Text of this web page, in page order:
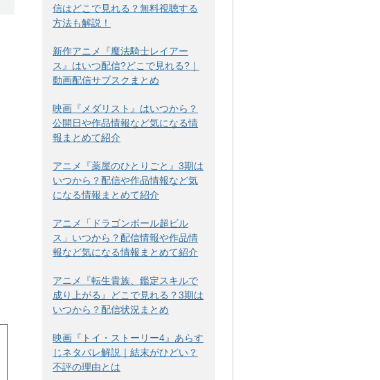
信はどこで見れる？無料視聴する
方法も解説！
新作アニメ『魔法騎士レイアー
ス』はいつ配信?どこで見れる?｜
動画配信サブスクまとめ
映画『メダリスト』はいつから？
公開日や作品情報など気になる情
報まとめて紹介
アニメ『薬屋のひとりごと』3期は
いつから？配信や作品情報など気
になる情報まとめて紹介
アニメ「ドラゴンボール超ビル
ス」いつから？配信情報や作品情
報など気になる情報まとめて紹介
アニメ『転生貴族、鑑定スキルで
成り上がる』どこで見れる？3期は
いつから？配信状況まとめ
映画『トイ・ストーリー4』あらす
じネタバレ解説｜結末がひどい？
不評の理由とは